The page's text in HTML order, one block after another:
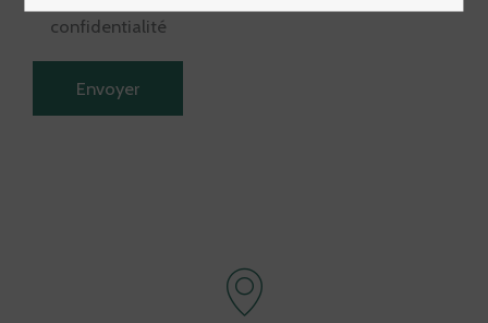
confidentialité